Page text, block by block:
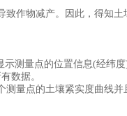
作物减产。因此，得知土
测量点的位置信息(经纬
数据。
量点的土壤紧实度曲线并